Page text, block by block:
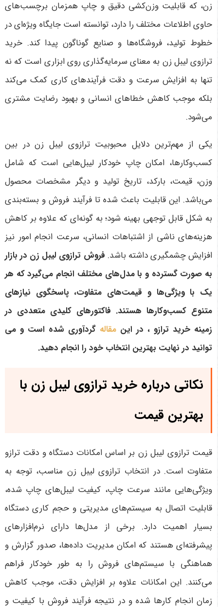
زن، که قابلیت وزن‌کشی دقیق و چاپ همزمان برچسب‌های
حاوی اطلاعات مختلف را دارد، توانسته است جایگاه ویژه‌ای در
خطوط تولید، فروشگاه‌ها و صنایع گوناگون پیدا کند. خرید
ترازوی لیبل زن به معنای سرمایه‌گذاری روی ابزاری است که نه
تنها به افزایش سرعت و دقت فرآیندهای کاری کمک می‌کند
بلکه موجب کاهش خطاهای انسانی و بهبود رضایت مشتری
می‌شود.
یکی از مهم‌ترین دلایل محبوبیت ترازوی لیبل زن در بین
کسب‌وکارها، امکان چاپ خودکار لیبل‌هایی است که شامل
وزن، قیمت، بارکد، تاریخ تولید و دیگر مشخصات محصول
می‌باشد. این قابلیت باعث شده تا فرآیند فروش و بسته‌بندی
به شکل قابل توجهی بهینه شود؛ به گونه‌ای که علاوه بر کاهش
هزینه‌های ناشی از اشتباهات انسانی، سرعت انجام امور نیز
افزایش چشمگیری داشته باشد. فروش ترازوی لیبل زن در بازار
به صورت گسترده و با مدل‌های مختلف انجام می‌گیرد که هر
یک با ویژگی‌ها و قیمت‌های متفاوت، پاسخگوی نیازهای
متنوع کسب‌وکارها هستند. فاکتورهای کلیدی متعددی در
زمینه خرید ترازو ، در این مقاله گردآوری شده است و می
توانید در نهایت بهترین انتخاب خود را انجام دهید.
نکاتی درباره خرید ترازوی لیبل زن با
بهترین قیمت
قیمت ترازوی لیبل زن بر اساس امکانات دستگاه و دقت ترازو
متفاوت است. در انتخاب ترازوی لیبل زن مناسب، توجه به
ویژگی‌هایی مانند سرعت چاپ، کیفیت لیبل‌های چاپ شده،
قابلیت اتصال به سیستم‌های مدیریتی و حجم کاری دستگاه
بسیار اهمیت دارد. برخی از مدل‌ها دارای نرم‌افزارهای
پیشرفته‌ای هستند که امکان مدیریت داده‌ها، صدور گزارش و
هماهنگی با سیستم‌های فروش را به طور خودکار فراهم
می‌کنند. این امکانات علاوه بر افزایش دقت، موجب کاهش
زمان انجام کارها شده و در نتیجه فرآیند فروش با کیفیت و